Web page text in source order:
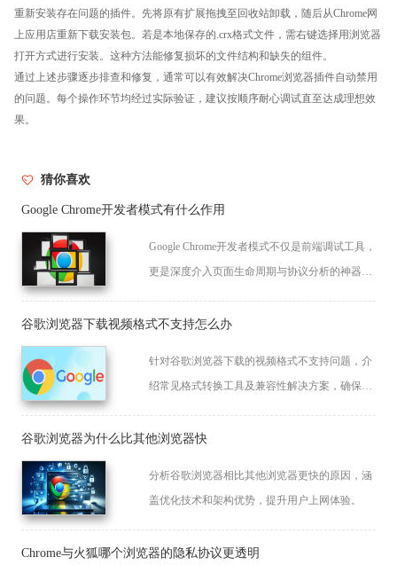
重新安装存在问题的插件。先将原有扩展拖拽至回收站卸载，随后从Chrome网
上应用店重新下载安装包。若是本地保存的.crx格式文件，需右键选择用浏览器
打开方式进行安装。这种方法能修复损坏的文件结构和缺失的组件。
通过上述步骤逐步排查和修复，通常可以有效解决Chrome浏览器插件自动禁用
的问题。每个操作环节均经过实际验证，建议按顺序耐心调试直至达成理想效
果。
猜你喜欢
Google Chrome开发者模式有什么作用
Google Chrome开发者模式不仅是前端调试工具，
更是深度介入页面生命周期与协议分析的神器。
的多维度应用效能。
谷歌浏览器下载视频格式不支持怎么办
针对谷歌浏览器下载的视频格式不支持问题，介
绍常见格式转换工具及兼容性解决方案，确保视
谷歌浏览器为什么比其他浏览器快
分析谷歌浏览器相比其他浏览器更快的原因，涵
盖优化技术和架构优势，提升用户上网体验。
Chrome与火狐哪个浏览器的隐私协议更透明